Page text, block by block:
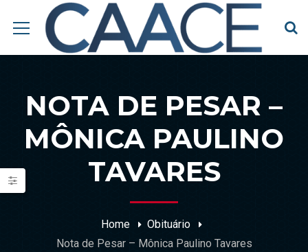
NOTA DE PESAR –
MÔNICA PAULINO
TAVARES
Home
Obituário
Nota de Pesar – Mônica Paulino Tavares